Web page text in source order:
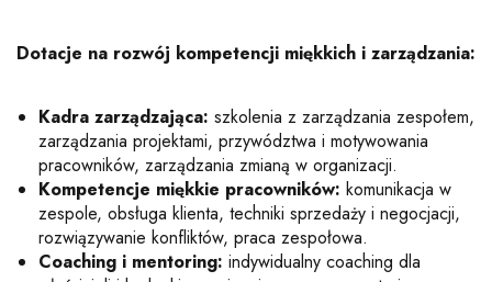
Dotacje na rozwój kompetencji miękkich i zarządzania:
Kadra zarządzająca: szkolenia z zarządzania zespołem,
zarządzania projektami, przywództwa i motywowania
pracowników, zarządzania zmianą w organizacji.
Kompetencje miękkie pracowników: komunikacja w
zespole, obsługa klienta, techniki sprzedaży i negocjacji,
rozwiązywanie konfliktów, praca zespołowa.
Coaching i mentoring: indywidualny coaching dla